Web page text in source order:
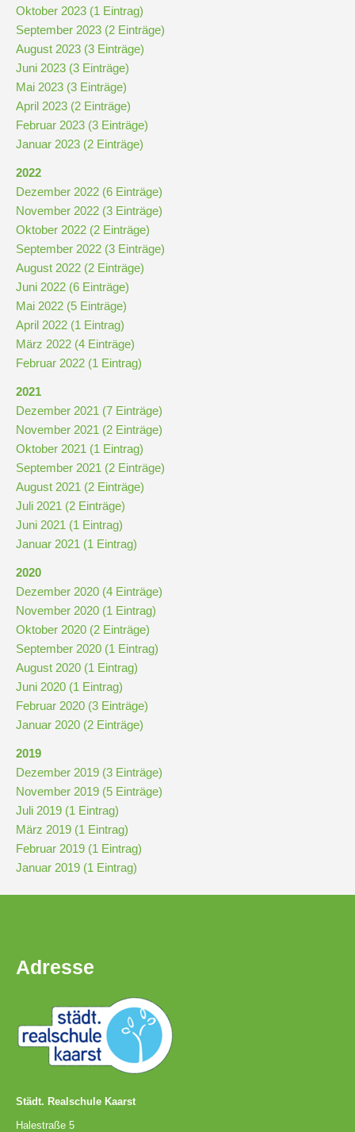
Stufe
9
und
10
Hauptschulbildungsgang
Wahlpflichtunterricht
ab
Kl.
7
Organisatorisches
Downloads
und
Formulare
Infos
für
Anmeldung
Schülerbücherei
Hausordnung
Schulbuchordnung
Pausenordnung
Handynutzung
Sponsoren
Schokoticket
Oktober 2023 (1 Eintrag)
September 2023 (2 Einträge)
August 2023 (3 Einträge)
Juni 2023 (3 Einträge)
Mai 2023 (3 Einträge)
April 2023 (2 Einträge)
Februar 2023 (3 Einträge)
Januar 2023 (2 Einträge)
2022
Dezember 2022 (6 Einträge)
November 2022 (3 Einträge)
Oktober 2022 (2 Einträge)
September 2022 (3 Einträge)
August 2022 (2 Einträge)
Juni 2022 (6 Einträge)
Mai 2022 (5 Einträge)
April 2022 (1 Eintrag)
März 2022 (4 Einträge)
Februar 2022 (1 Eintrag)
2021
Dezember 2021 (7 Einträge)
November 2021 (2 Einträge)
Oktober 2021 (1 Eintrag)
September 2021 (2 Einträge)
August 2021 (2 Einträge)
Juli 2021 (2 Einträge)
Juni 2021 (1 Eintrag)
Januar 2021 (1 Eintrag)
2020
Dezember 2020 (4 Einträge)
November 2020 (1 Eintrag)
Oktober 2020 (2 Einträge)
September 2020 (1 Eintrag)
August 2020 (1 Eintrag)
Juni 2020 (1 Eintrag)
Februar 2020 (3 Einträge)
Januar 2020 (2 Einträge)
2019
Dezember 2019 (3 Einträge)
November 2019 (5 Einträge)
Juli 2019 (1 Eintrag)
März 2019 (1 Eintrag)
Februar 2019 (1 Eintrag)
Januar 2019 (1 Eintrag)
Adresse
Städt. Realschule Kaarst
Halestraße 5